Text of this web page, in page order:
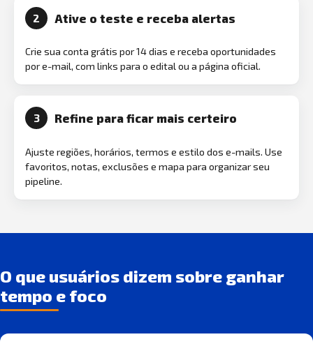
2 Ative o teste e receba alertas
Crie sua conta grátis por 14 dias e receba oportunidades
por e-mail, com links para o edital ou a página oficial.
3 Refine para ficar mais certeiro
Ajuste regiões, horários, termos e estilo dos e-mails. Use
favoritos, notas, exclusões e mapa para organizar seu
pipeline.
O que usuários dizem sobre ganhar
tempo e foco